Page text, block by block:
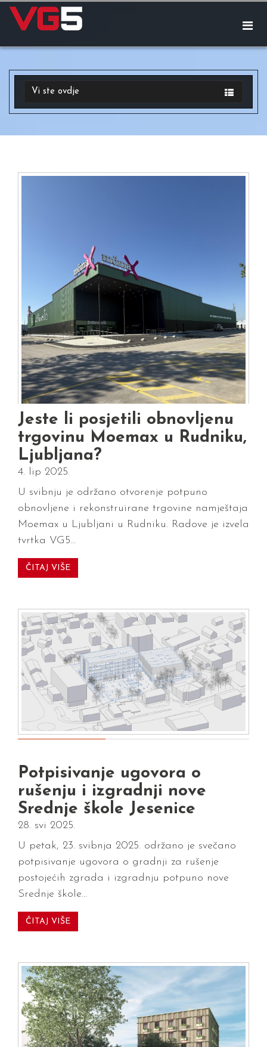
Vi ste ovdje
Jeste li posjetili obnovljenu
trgovinu Moemax u Rudniku,
Ljubljana?
4. lip 2025.
U svibnju je održano otvorenje potpuno
obnovljene i rekonstruirane trgovine namještaja
Moemax u Ljubljani u Rudniku. Radove je izvela
tvrtka VG5…
ČITAJ VIŠE
Potpisivanje ugovora o
rušenju i izgradnji nove
Srednje škole Jesenice
28. svi 2025.
U petak, 23. svibnja 2025. održano je svečano
potpisivanje ugovora o gradnji za rušenje
postojećih zgrada i izgradnju potpuno nove
Srednje škole…
ČITAJ VIŠE